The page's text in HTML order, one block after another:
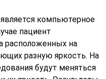
компьютерное
пациент
расположенных на
разную яркость. На
будут меняться